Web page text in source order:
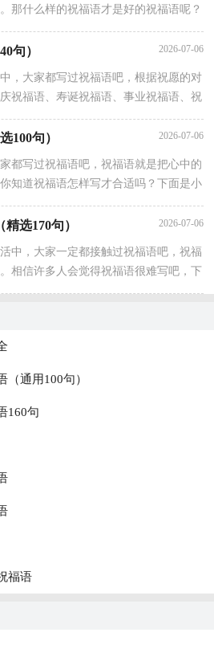
那什么样的祝福语才是好的祝福语呢？
学的祝福语160句，欢迎阅读，希望大
句） 2026-07-06
，大家都写过祝福语吧，根据祝愿的对
祝福语、寿诞祝福语、事业祝福语、祝
100句） 2026-07-06
都写过祝福语吧，祝福语就是把心中的
知道祝福语怎样写才合适吗？下面是小
（精选100句），仅供参考，希望能够帮
选170句） 2026-07-06
中，大家一定都接触过祝福语吧，祝福
相信许多人会觉得祝福语很难写吧，下
（通用100句）
160句
福语